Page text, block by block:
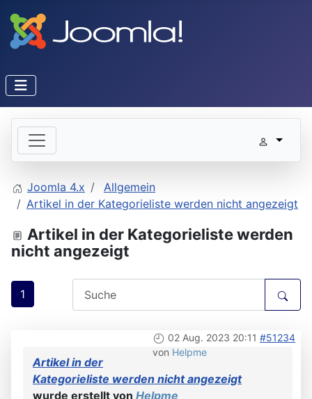
Joomla 4.x
Allgemein
Artikel in der Kategorieliste werden nicht angezeigt
Artikel in der Kategorieliste werden
nicht angezeigt
1
02 Aug. 2023 20:11 #51234
von Helpme
Artikel in der
Kategorieliste werden nicht angezeigt
wurde erstellt von Helpme